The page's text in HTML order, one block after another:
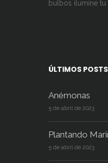
bulbos ilumine tu
ÚLTIMOS POSTS
Anémonas
5 de abril de 2023
Plantando
5 de abril de 2023